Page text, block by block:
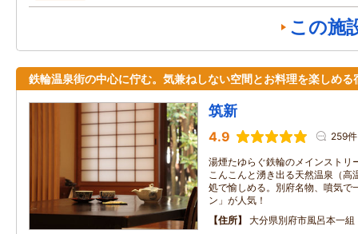
この施
鉄輪温泉街の中心に佇む。気兼ねしない空間とお料理を楽しめる
筑新
4.9 259件
湯煙たゆらぐ鉄輪のメインストリ
こんこんと湧き出る天然温泉（高
処で愉しめる。別府名物、噴気で
ン」が人気！
住所
大分県別府市風呂本一組